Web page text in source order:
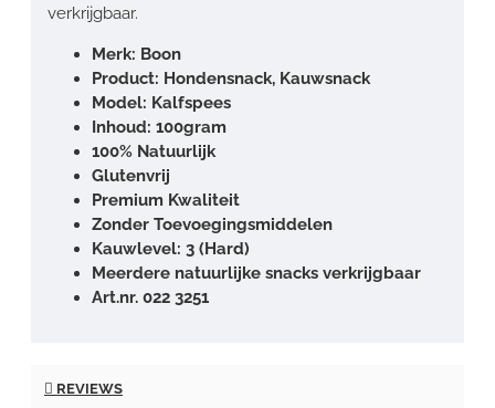
verkrijgbaar.
Merk: Boon
Product: Hondensnack, Kauwsnack
Model: Kalfspees
Inhoud: 100gram
100% Natuurlijk
Glutenvrij
Premium Kwaliteit
Zonder Toevoegingsmiddelen
Kauwlevel: 3 (Hard)
Meerdere natuurlijke snacks verkrijgbaar
Art.nr. 022 3251
REVIEWS